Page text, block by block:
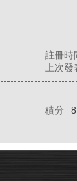
註冊時
上次
積分